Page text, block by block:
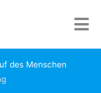
des Menschen